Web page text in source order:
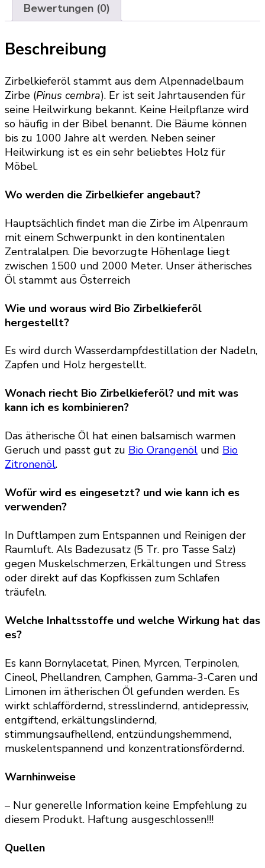
Bewertungen (0)
Beschreibung
Zirbelkieferöl stammt aus dem Alpennadelbaum
Zirbe (Pinus cembra). Er ist seit Jahrtausenden für
seine Heilwirkung bekannt. Keine Heilpflanze wird
so häufig in der Bibel benannt. Die Bäume können
bis zu 1000 Jahre alt werden. Neben seiner
Heilwirkung ist es ein sehr beliebtes Holz für
Möbel.
Wo werden die Zirbelkiefer angebaut?
Hauptsächlich findet man die Zirbe im Alpenraum
mit einem Schwerpunkt in den kontinentalen
Zentralalpen. Die bevorzugte Höhenlage liegt
zwischen 1500 und 2000 Meter. Unser ätherisches
Öl stammt aus Österreich
Wie und woraus wird Bio Zirbelkieferöl
hergestellt?
Es wird durch Wasserdampfdestillation der Nadeln,
Zapfen und Holz hergestellt.
Wonach riecht Bio Zirbelkieferöl? und mit was
kann ich es kombinieren?
Das ätherische Öl hat einen balsamisch warmen
Geruch und passt gut zu Bio Orangenöl und Bio
Zitronenöl.
Wofür wird es eingesetzt? und wie kann ich es
verwenden?
In Duftlampen zum Entspannen und Reinigen der
Raumluft. Als Badezusatz (5 Tr. pro Tasse Salz)
gegen Muskelschmerzen, Erkältungen und Stress
oder direkt auf das Kopfkissen zum Schlafen
träufeln.
Welche Inhaltsstoffe und welche Wirkung hat das
es?
Es kann Bornylacetat, Pinen, Myrcen, Terpinolen,
Cineol, Phellandren, Camphen, Gamma-3-Caren und
Limonen im ätherischen Öl gefunden werden. Es
wirkt schlaffördernd, stresslindernd, antidepressiv,
entgiftend, erkältungslindernd,
stimmungsaufhellend, entzündungshemmend,
muskelentspannend und konzentrationsfördernd.
Warnhinweise
– Nur generelle Information keine Empfehlung zu
diesem Produkt. Haftung ausgeschlossen!!!
Quellen